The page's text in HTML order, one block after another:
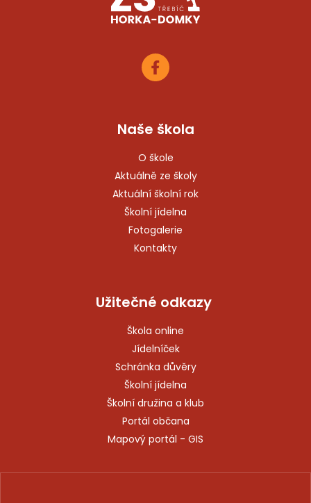
Naše škola
O škole
Aktuálně ze školy
Aktuální školní rok
Školní jídelna
Fotogalerie
Kontakty
Užitečné odkazy
Škola online
Jídelníček
Schránka důvěry
Školní jídelna
Školní družina a klub
Portál občana
Mapový portál - GIS